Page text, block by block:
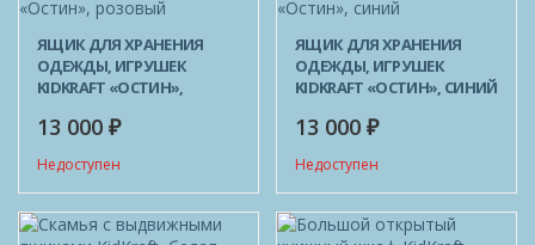
ЯЩИК ДЛЯ ХРАНЕНИЯ
ОДЕЖДЫ, ИГРУШЕК
KIDKRAFT «ОСТИН»,
13 000 ₽
Недоступен
ЯЩИК ДЛЯ ХРАНЕНИЯ
ОДЕЖДЫ, ИГРУШЕК
KIDKRAFT «ОСТИН», СИНИЙ
13 000 ₽
Недоступен